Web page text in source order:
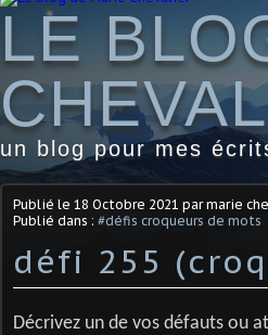
LE
un blog pour mes
Publié le 18 Octobre 2021 par marie
Publié dans : #défis croqueurs de mots
défi 255
Décrivez un de vos défauts ou